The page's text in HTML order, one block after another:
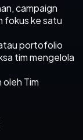
campaign
fokus ke satu
portofolio
tim mengelola
oleh Tim